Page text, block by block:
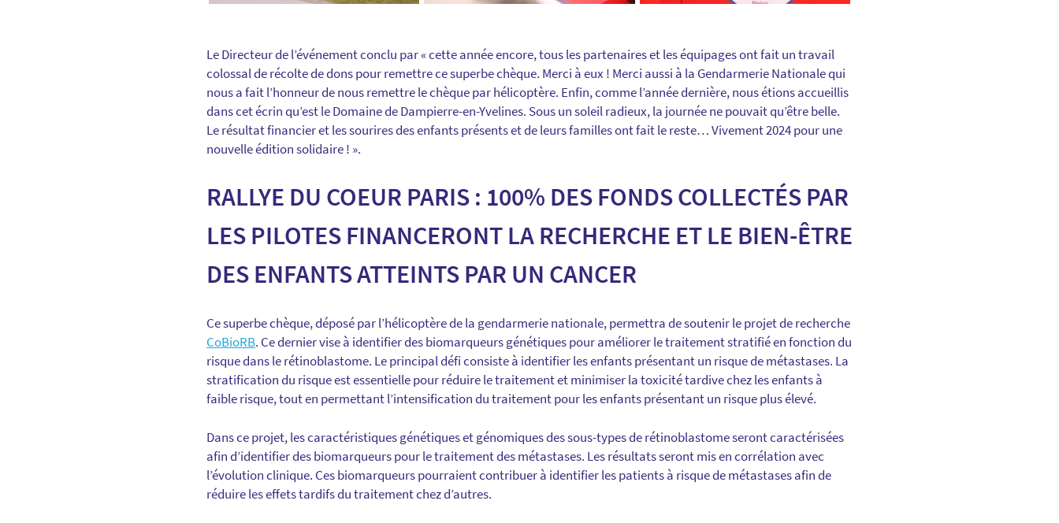
Le Directeur de l’événement conclu par « cette année encore, tous les partenaires et les équipages ont fait un travail
colossal de récolte de dons pour remettre ce superbe chèque. Merci à eux ! Merci aussi à la Gendarmerie Nationale qui
nous a fait l’honneur de nous remettre le chèque par hélicoptère. Enfin, comme l’année dernière, nous étions accueillis
dans cet écrin qu’est le Domaine de Dampierre-en-Yvelines. Sous un soleil radieux, la journée ne pouvait qu’être belle.
Le résultat financier et les sourires des enfants présents et de leurs familles ont fait le reste… Vivement 2024 pour une
nouvelle édition solidaire ! ».
RALLYE DU COEUR PARIS : 100% DES FONDS COLLECTÉS PAR
LES PILOTES FINANCERONT LA RECHERCHE ET LE BIEN-ÊTRE
DES ENFANTS ATTEINTS PAR UN CANCER
Ce superbe chèque, déposé par l’hélicoptère de la gendarmerie nationale, permettra de soutenir le projet de recherche
CoBioRB. Ce dernier vise à identifier des biomarqueurs génétiques pour améliorer le traitement stratifié en fonction du
risque dans le rétinoblastome. Le principal défi consiste à identifier les enfants présentant un risque de métastases. La
stratification du risque est essentielle pour réduire le traitement et minimiser la toxicité tardive chez les enfants à
faible risque, tout en permettant l’intensification du traitement pour les enfants présentant un risque plus élevé.
Dans ce projet, les caractéristiques génétiques et génomiques des sous-types de rétinoblastome seront caractérisées
afin d’identifier des biomarqueurs pour le traitement des métastases. Les résultats seront mis en corrélation avec
l’évolution clinique. Ces biomarqueurs pourraient contribuer à identifier les patients à risque de métastases afin de
réduire les effets tardifs du traitement chez d’autres.